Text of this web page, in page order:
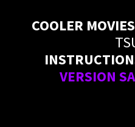
COOLER
VERSION